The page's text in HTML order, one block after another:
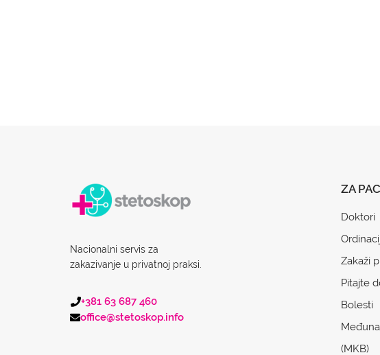
Nacionalni servis za
zakazivanje u privatnoj praksi.
+381 63 687 460
office@stetoskop.info
ZA
Doktori
Zakaži
Pitajte
Bolesti
(MKB)